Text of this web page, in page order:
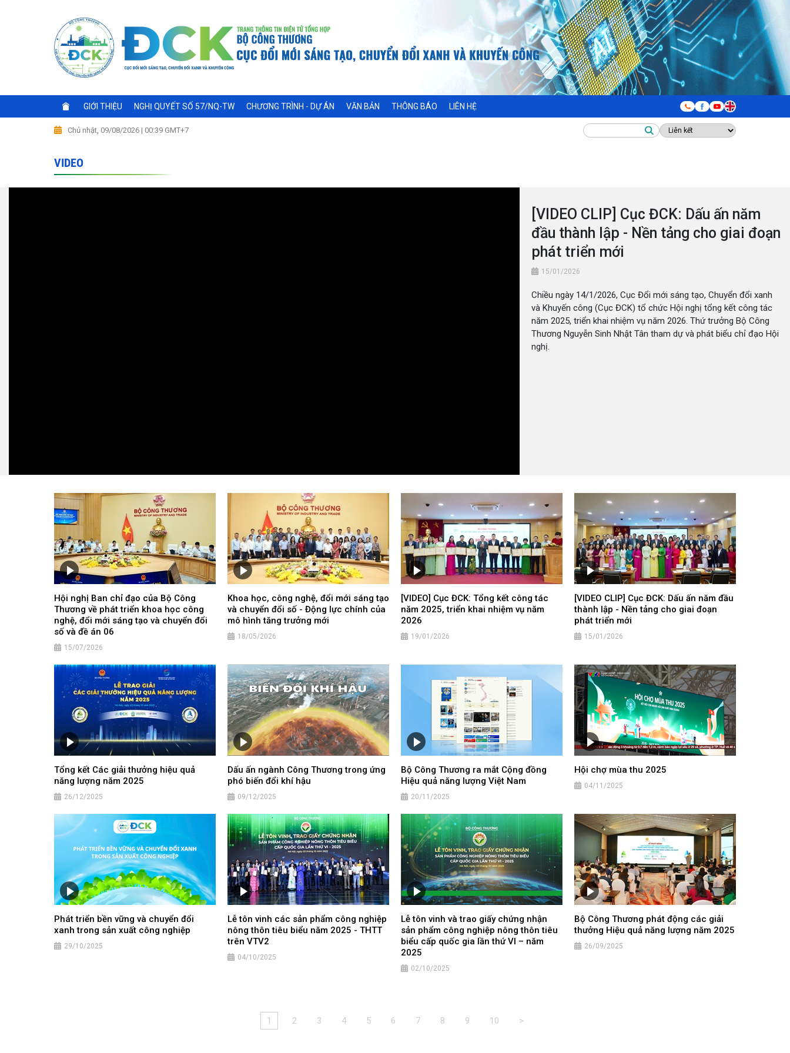
GIỚI THIỆU NGHỊ QUYẾT SỐ 57/NQ-TW CHƯƠNG TRÌNH - DỰ ÁN VĂN BẢN THÔNG BÁO LIÊN HỆ
Chủ nhật, 09/08/2026 | 00:39 GMT+7
VIDEO
[VIDEO CLIP] Cục ĐCK: Dấu ấn năm
đầu thành lập - Nền tảng cho giai đoạn
phát triển mới
15/01/2026
Chiều ngày 14/1/2026, Cục Đổi mới sáng tạo, Chuyển đổi xanh
và Khuyến công (Cục ĐCK) tổ chức Hội nghị tổng kết công tác
năm 2025, triển khai nhiệm vụ năm 2026. Thứ trưởng Bộ Công
Thương Nguyễn Sinh Nhật Tân tham dự và phát biểu chỉ đạo Hội
nghị.
Hội nghị Ban chỉ đạo của Bộ Công
Thương về phát triển khoa học công
nghệ, đổi mới sáng tạo và chuyển đổi
số và đề án 06
15/07/2026
Khoa học, công nghệ, đổi mới sáng tạo
và chuyển đổi số - Động lực chính của
mô hình tăng trưởng mới
18/05/2026
[VIDEO] Cục ĐCK: Tổng kết công tác
năm 2025, triển khai nhiệm vụ năm
2026
19/01/2026
[VIDEO CLIP] Cục ĐCK: Dấu ấn năm đầu
thành lập - Nền tảng cho giai đoạn
phát triển mới
15/01/2026
Tổng kết Các giải thưởng hiệu quả
năng lượng năm 2025
26/12/2025
Dấu ấn ngành Công Thương trong ứng
phó biến đổi khí hậu
09/12/2025
Bộ Công Thương ra mắt Cộng đồng
Hiệu quả năng lượng Việt Nam
20/11/2025
Hội chợ mùa thu 2025
04/11/2025
Phát triển bền vững và chuyển đổi
xanh trong sản xuất công nghiệp
29/10/2025
Lễ tôn vinh các sản phẩm công nghiệp
nông thôn tiêu biểu năm 2025 - THTT
trên VTV2
04/10/2025
Lễ tôn vinh và trao giấy chứng nhận
sản phẩm công nghiệp nông thôn tiêu
biểu cấp quốc gia lần thứ VI – năm
2025
02/10/2025
Bộ Công Thương phát động các giải
thưởng Hiệu quả năng lượng năm 2025
26/09/2025
1 2 3 4 5 6 7 8 9 10 >